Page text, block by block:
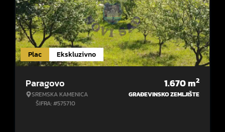
Plac Ekskluzivno
Paragovo
SREMSKA KAMENICA
ŠIFRA: #575710
1.670m2
GRAĐEVINSKO ZEMLJIŠTE